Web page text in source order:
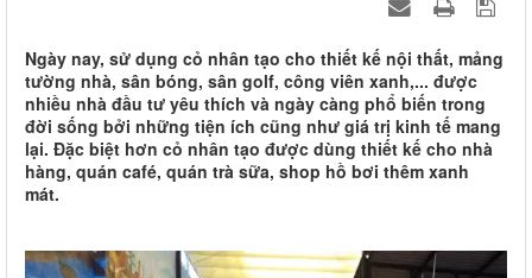
Ngày nay, sử dụng cỏ nhân tạo cho thiết kế nội thất, mảng
tường nhà, sân bóng, sân golf, công viên xanh,... được
nhiều nhà đầu tư yêu thích và ngày càng phổ biến trong
đời sống bởi những tiện ích cũng như giá trị kinh tế mang
lại. Đặc biệt hơn cỏ nhân tạo được dùng thiết kế cho nhà
hàng, quán café, quán trà sữa, shop hồ bơi thêm xanh
mát.